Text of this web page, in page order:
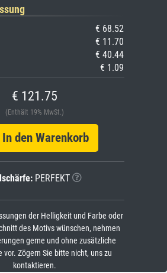
€ 68.52
€ 11.70
€ 40.44
€ 1.09
€ 121.75
(Enthält 19% MwSt.)
den Warenkorb
PERFEKT
der Helligkeit und Farbe oder
des Motivs wünschen, nehmen
gerne und ohne zusätzliche
vor. Zögern Sie bitte nicht, uns zu
kontaktieren.